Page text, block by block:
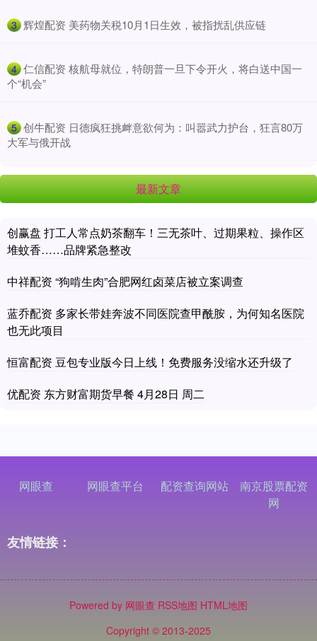
3 ​辉煌配资 美药物关税10月1日生效，被指扰乱供应链
4 ​仁信配资 核航母就位，特朗普一旦下令开火，将白送中国一
个“机会”
5 ​创牛配资 日德疯狂挑衅意欲何为：叫嚣武力护台，狂言80万
大军与俄开战
最新文章
创赢盘 打工人常点奶茶翻车！三无茶叶、过期果粒、操作区
堆蚊香……品牌紧急整改
中祥配资 “狗啃生肉”合肥网红卤菜店被立案调查
蓝乔配资 多家长带娃奔波不同医院查甲酰胺，为何知名医院
也无此项目
恒富配资 豆包专业版今日上线！免费服务没缩水还升级了
优配资 东方财富期货早餐 4月28日 周二
网眼查 网眼查平台 配资查询网站
南京股票配资
网
友情链接：
Powered by 网眼查 RSS地图 HTML地图
Copyright © 2013-2025